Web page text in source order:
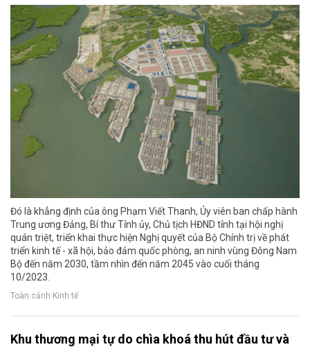
Đó là khẳng định của ông Phạm Viết Thanh, Ủy viên ban chấp hành
Trung ương Đảng, Bí thư Tỉnh ủy, Chủ tịch HĐND tỉnh tại hội nghị
quán triệt, triển khai thực hiện Nghị quyết của Bộ Chính trị về phát
triển kinh tế - xã hội, bảo đảm quốc phòng, an ninh vùng Đông Nam
Bộ đến năm 2030, tầm nhìn đến năm 2045 vào cuối tháng
10/2023.
Toàn cảnh Kinh tế
Khu thương mại tự do chìa khoá thu hút đầu tư và